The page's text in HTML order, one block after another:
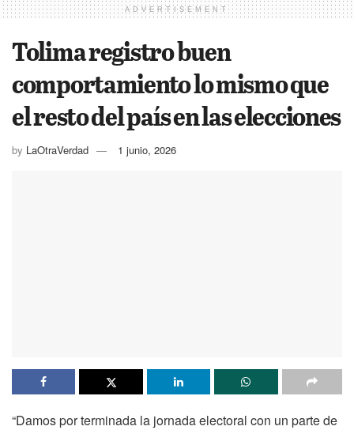
ADVERTISEMENT
Tolima registro buen
comportamiento lo mismo que
el resto del país en las elecciones
by LaOtraVerdad 1 junio, 2026
“Damos por terminada la jornada electoral con un parte de